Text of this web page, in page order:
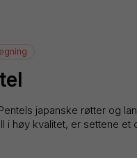
japanske røtter og
høy kvalitet, er settene et